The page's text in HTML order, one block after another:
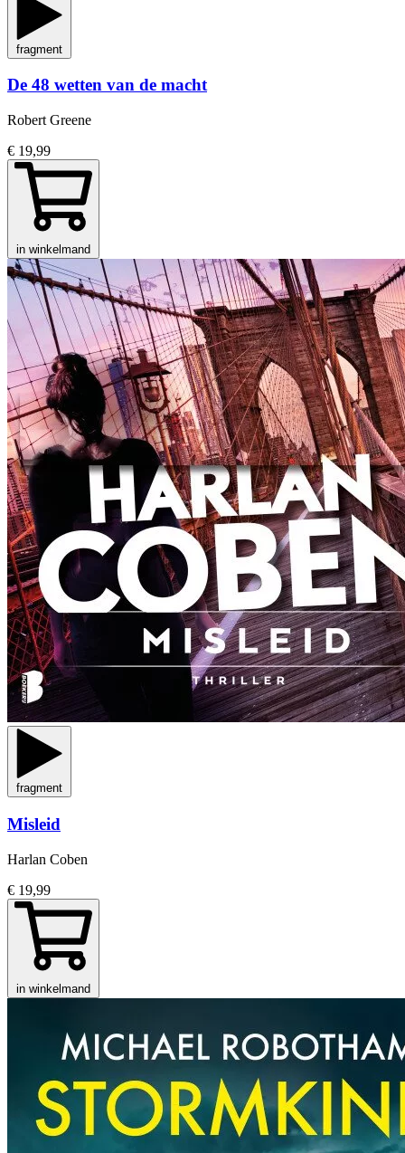
fragment
De 48 wetten van de macht
Robert Greene
€ 19,99
in winkelmand
fragment
Misleid
Harlan Coben
€ 19,99
in winkelmand